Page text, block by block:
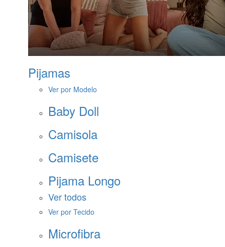
Pijamas
Ver por Modelo
Baby Doll
Camisola
Camisete
Pijama Longo
Ver todos
Ver por Tecido
Microfibra